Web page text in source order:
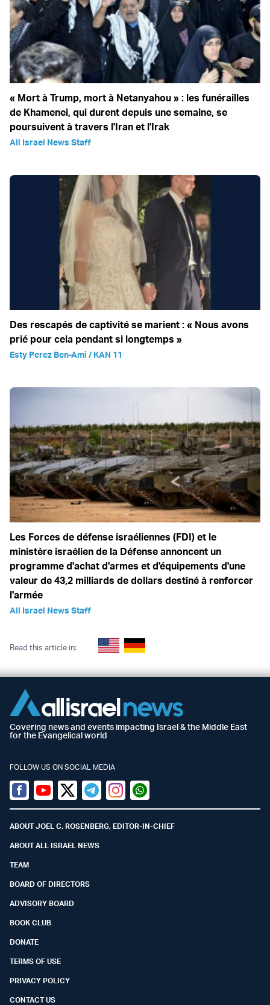
« Mort à Trump, mort à Netanyahou » : les funérailles
de Khamenei, qui durent depuis une semaine, se
poursuivent à travers l'Iran et l'Irak
All Israel News Staff
Des rescapés de captivité se marient : « Nous avons
prié pour cela pendant si longtemps »
Esty Perez Ben-Ami / KAN 11
Les Forces de défense israéliennes (FDI) et le
ministère israélien de la Défense annoncent un
programme d'achat d'armes et d'équipements d'une
valeur de 43,2 milliards de dollars destiné à renforcer
l'armée
All Israel News Staff
Read this article in:
Covering news and events impacting Israel & the Middle East
for the Evangelical world
FOLLOW US ON SOCIAL MEDIA
Facebook
YoutubeTwitter (X)
TelegramInstagramWhatsapp
ABOUT JOEL C. ROSENBERG, EDITOR-IN-CHIEF
ABOUT ALL ISRAEL NEWS
TEAM
BOARD OF DIRECTORS
ADVISORY BOARD
BOOK CLUB
DONATE
TERMS OF USE
PRIVACY POLICY
CONTACT US